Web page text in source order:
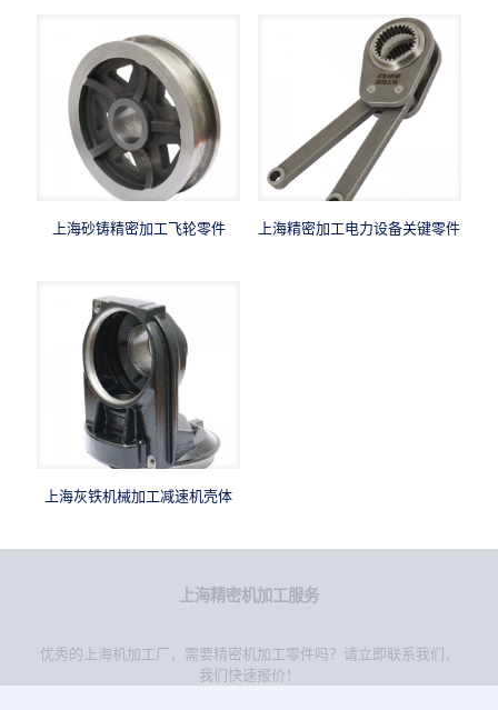
上海砂铸精密加工飞轮零件 上海精密加工电力设备关键零件
上海灰铁机械加工减速机壳体
上海精密机加工服务
优秀的上海机加工厂，需要精密机加工零件吗？请立即联系我们，
我们快速报价！